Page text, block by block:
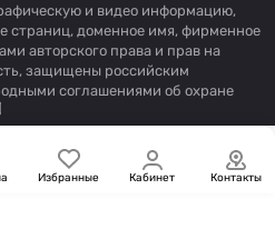
и видео информацию,
страниц, доменное имя, фирменное
авторского права и прав на
защищены российским
соглашениями об охране
Избранные Кабинет Контакты